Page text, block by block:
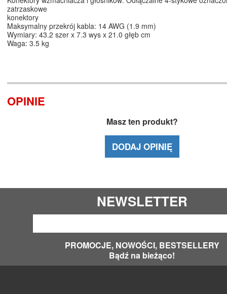
zatrzaskowe
konektory
Maksymalny przekrój kabla: 14 AWG (1.9 mm)
Wymiary: 43.2 szer x 7.3 wys x 21.0 głęb cm
Waga: 3.5 kg
OPINIE
Masz ten produkt?
DODAJ OPINIĘ
NEWSLETTER
PROMOCJE, NOWOŚCI, BESTSELLERY
Bądź na bieżąco!